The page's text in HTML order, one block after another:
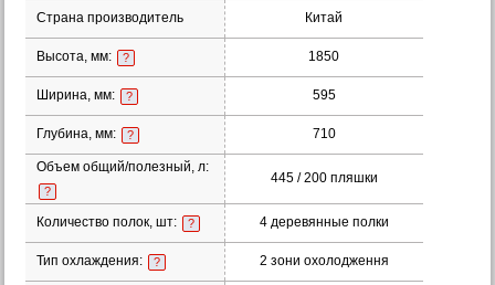
Страна производитель Китай
Высота, мм: ? 1850
Ширина, мм: ? 595
Глубина, мм: ? 710
Объем общий/полезный, л:
?
445 / 200 пляшки
Количество полок, шт: ? 4 деревянные полки
Тип охлаждения: ? 2 зони охолодження